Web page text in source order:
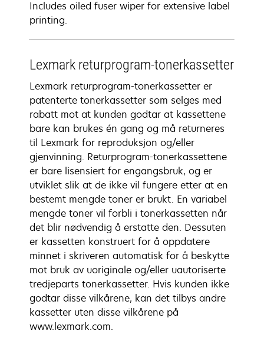
Includes oiled fuser wiper for extensive label
printing.
Lexmark returprogram-tonerkassetter
Lexmark returprogram-tonerkassetter er
patenterte tonerkassetter som selges med
rabatt mot at kunden godtar at kassettene
bare kan brukes én gang og må returneres
til Lexmark for reproduksjon og/eller
gjenvinning. Returprogram-tonerkassettene
er bare lisensiert for engangsbruk, og er
utviklet slik at de ikke vil fungere etter at en
bestemt mengde toner er brukt. En variabel
mengde toner vil forbli i tonerkassetten når
det blir nødvendig å erstatte den. Dessuten
er kassetten konstruert for å oppdatere
minnet i skriveren automatisk for å beskytte
mot bruk av uoriginale og/eller uautoriserte
tredjeparts tonerkassetter. Hvis kunden ikke
godtar disse vilkårene, kan det tilbys andre
kassetter uten disse vilkårene på
www.lexmark.com.